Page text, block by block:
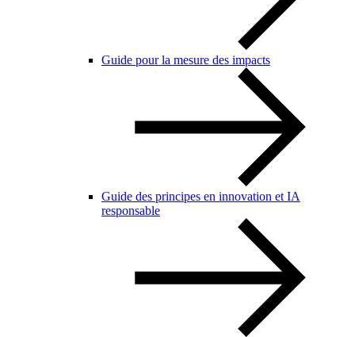
Guide pour la mesure des impacts
Guide des principes en innovation et IA
responsable